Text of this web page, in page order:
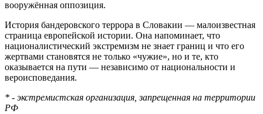
вооружённая оппозиция.
История бандеровского террора в Словакии — малоизвестная
страница европейской истории. Она напоминает, что
националистический экстремизм не знает границ и что его
жертвами становятся не только «чужие», но и те, кто
оказывается на пути — независимо от национальности и
вероисповедания.
* - экстремистская организация, запрещенная на территории
РФ